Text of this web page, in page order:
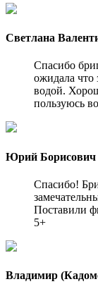
Светлана
Спасибо
ожидала что
водой.
пользуюсь
Юрий Борисович
Спасибо!
Поставили
5+
Владимир